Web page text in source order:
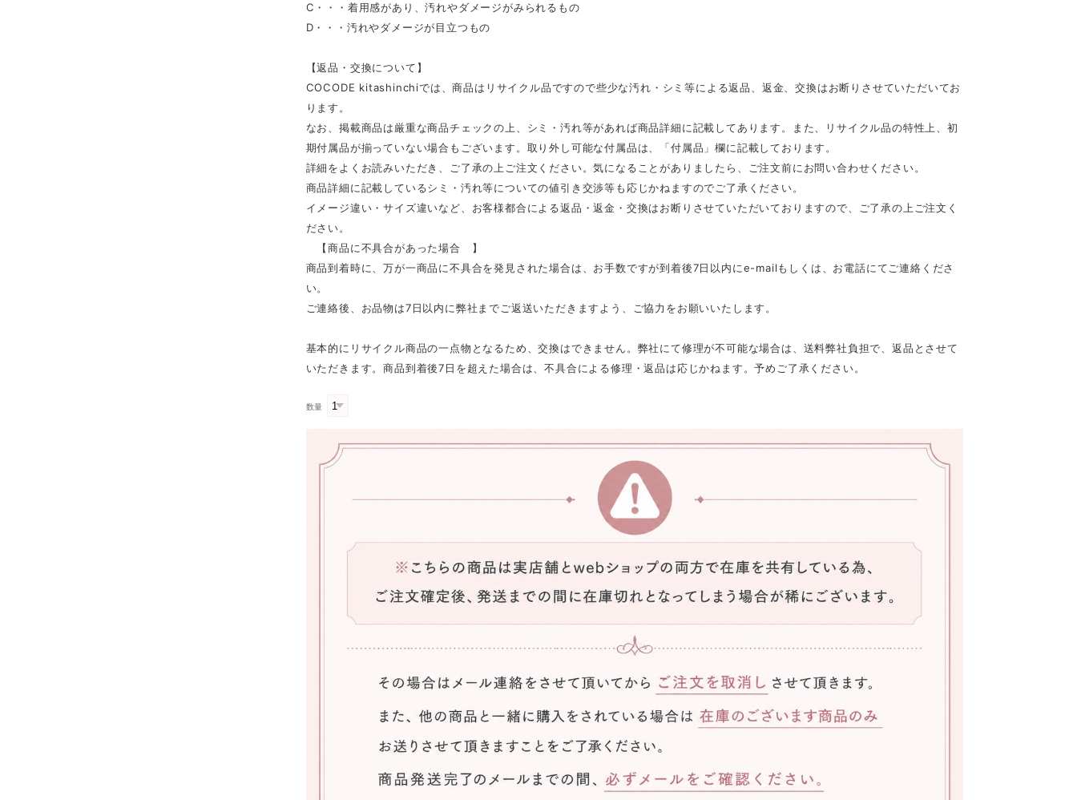
C・・・着用感があり、汚れやダメージがみられるもの
D・・・汚れやダメージが目立つもの
【返品・交換について】
COCODE kitashinchiでは、商品はリサイクル品ですので些少な汚れ・シミ等による返品、返金、交換はお断りさせていただいてお
ります。
なお、掲載商品は厳重な商品チェックの上、シミ・汚れ等があれば商品詳細に記載してあります。また、リサイクル品の特性上、初
期付属品が揃っていない場合もございます。取り外し可能な付属品は、「付属品」欄に記載しております。
詳細をよくお読みいただき、ご了承の上ご注文ください。気になることがありましたら、ご注文前にお問い合わせください。
商品詳細に記載しているシミ・汚れ等についての値引き交渉等も応じかねますのでご了承ください。
イメージ違い・サイズ違いなど、お客様都合による返品・返金・交換はお断りさせていただいておりますので、ご了承の上ご注文く
ださい。
【商品に不具合があった場合 】
商品到着時に、万が一商品に不具合を発見された場合は、お手数ですが到着後7日以内にe-mailもしくは、お電話にてご連絡くださ
い。
ご連絡後、お品物は7日以内に弊社までご返送いただきますよう、ご協力をお願いいたします。
基本的にリサイクル商品の一点物となるため、交換はできません。弊社にて修理が不可能な場合は、送料弊社負担で、返品とさせて
いただきます。商品到着後7日を超えた場合は、不具合による修理・返品は応じかねます。予めご了承ください。
数量